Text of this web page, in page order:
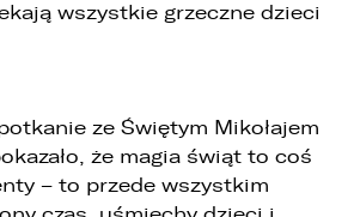
wszystkie grzeczne dzieci
ze Świętym Mikołajem
że magia świąt to coś
– to przede wszystkim